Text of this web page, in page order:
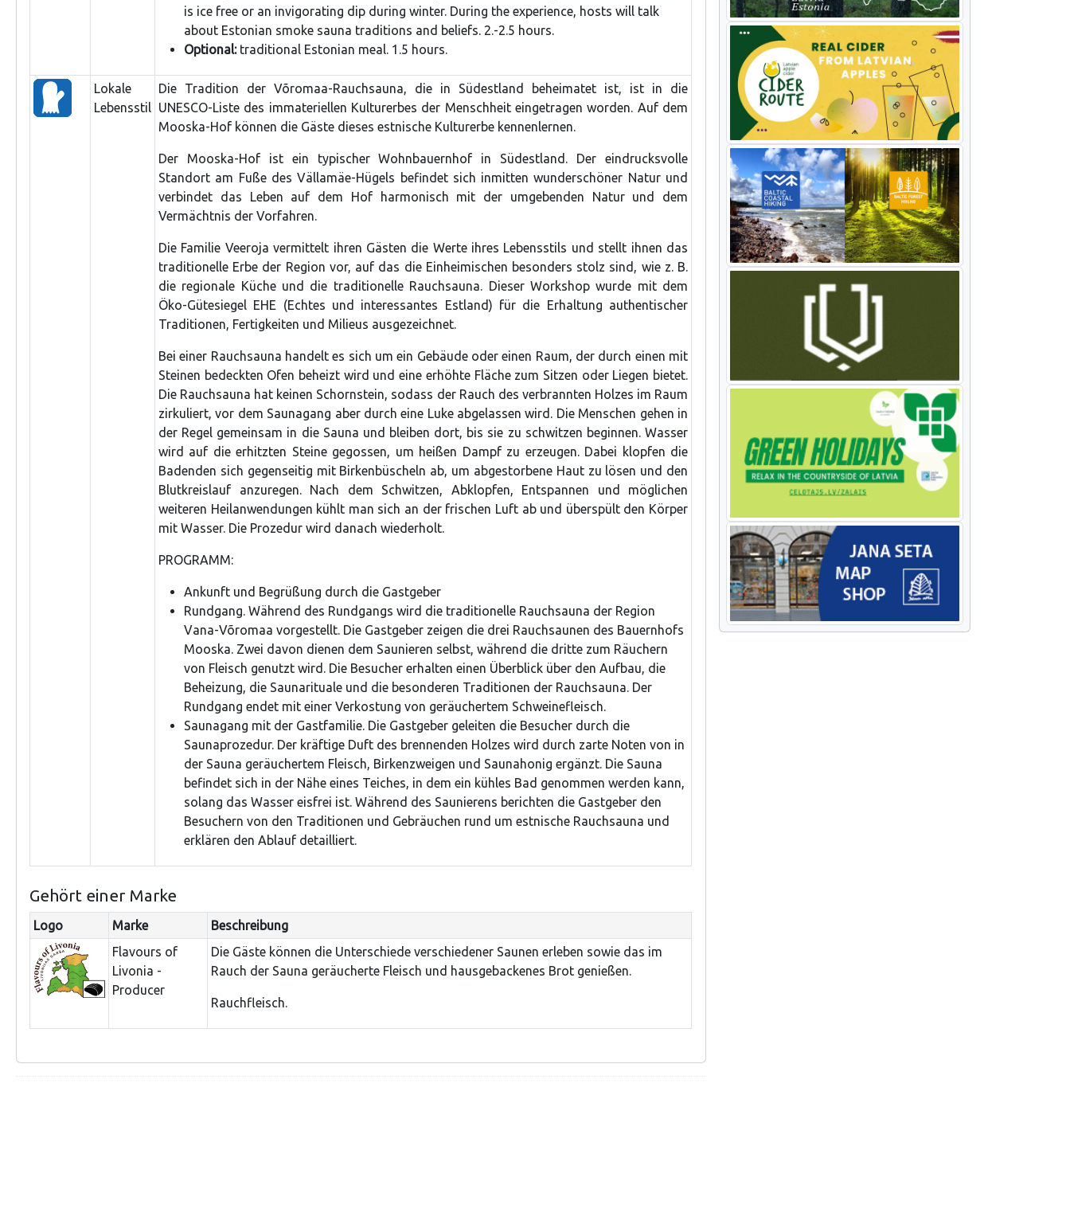
is ice free or an invigorating dip during winter. During the experience, hosts will talk
about Estonian smoke sauna traditions and beliefs. 2.-2.5 hours.
Optional:traditional Estonian meal. 1.5 hours.
Lokale
Lebensstil
Die Tradition der Võromaa-Rauchsauna, die in Südestland beheimatet ist, ist in die
UNESCO-Liste des immateriellen Kulturerbes der Menschheit eingetragen worden. Auf dem
Mooska-Hof können die Gäste dieses estnische Kulturerbe kennenlernen.
Der Mooska-Hof ist ein typischer Wohnbauernhof in Südestland. Der eindrucksvolle
Standort am Fuße des Vällamäe-Hügels befindet sich inmitten wunderschöner Natur und
verbindet das Leben auf dem Hof harmonisch mit der umgebenden Natur und dem
Vermächtnis der Vorfahren.
Die Familie Veeroja vermittelt ihren Gästen die Werte ihres Lebensstils und stellt ihnen das
traditionelle Erbe der Region vor, auf das die Einheimischen besonders stolz sind, wie z. B.
die regionale Küche und die traditionelle Rauchsauna. Dieser Workshop wurde mit dem
Öko-Gütesiegel EHE (Echtes und interessantes Estland) für die Erhaltung authentischer
Traditionen, Fertigkeiten und Milieus ausgezeichnet.
Bei einer Rauchsauna handelt es sich um ein Gebäude oder einen Raum, der durch einen mit
Steinen bedeckten Ofen beheizt wird und eine erhöhte Fläche zum Sitzen oder Liegen bietet.
Die Rauchsauna hat keinen Schornstein, sodass der Rauch des verbrannten Holzes im Raum
zirkuliert, vor dem Saunagang aber durch eine Luke abgelassen wird. Die Menschen gehen in
der Regel gemeinsam in die Sauna und bleiben dort, bis sie zu schwitzen beginnen. Wasser
wird auf die erhitzten Steine gegossen, um heißen Dampf zu erzeugen. Dabei klopfen die
Badenden sich gegenseitig mit Birkenbüscheln ab, um abgestorbene Haut zu lösen und den
Blutkreislauf anzuregen. Nach dem Schwitzen, Abklopfen, Entspannen und möglichen
weiteren Heilanwendungen kühlt man sich an der frischen Luft ab und überspült den Körper
mit Wasser. Die Prozedur wird danach wiederholt.
PROGRAMM:
Ankunft und Begrüßung durch die Gastgeber
Rundgang. Während des Rundgangs wird die traditionelle Rauchsauna der Region
Vana-Võromaa vorgestellt. Die Gastgeber zeigen die drei Rauchsaunen des Bauernhofs
Mooska. Zwei davon dienen dem Saunieren selbst, während die dritte zum Räuchern
von Fleisch genutzt wird. Die Besucher erhalten einen Überblick über den Aufbau, die
Beheizung, die Saunarituale und die besonderen Traditionen der Rauchsauna. Der
Rundgang endet mit einer Verkostung von geräuchertem Schweinefleisch.
Saunagang mit der Gastfamilie. Die Gastgeber geleiten die Besucher durch die
Saunaprozedur. Der kräftige Duft des brennenden Holzes wird durch zarte Noten von in
der Sauna geräuchertem Fleisch, Birkenzweigen und Saunahonig ergänzt. Die Sauna
befindet sich in der Nähe eines Teiches, in dem ein kühles Bad genommen werden kann,
solang das Wasser eisfrei ist. Während des Saunierens berichten die Gastgeber den
Besuchern von den Traditionen und Gebräuchen rund um estnische Rauchsauna und
erklären den Ablauf detailliert.
Gehört einer Marke
Logo Marke
Beschreibung
Flavours of
Livonia -
Producer
Die Gäste können die Unterschiede verschiedener Saunen erleben sowie das im
Rauch der Sauna geräucherte Fleisch und hausgebackenes Brot genießen.
Rauchfleisch.